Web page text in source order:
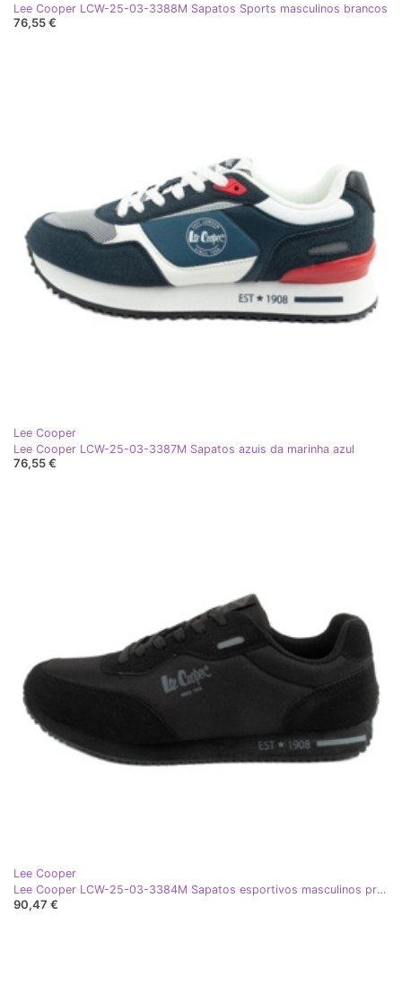
Lee Cooper LCW-25-03-3388M Sapatos Sports masculinos brancos
76,55 €
Lee Cooper
Lee Cooper LCW-25-03-3387M Sapatos azuis da marinha azul
76,55 €
Lee Cooper
Lee Cooper LCW-25-03-3384M Sapatos esportivos masculinos preto
90,47 €